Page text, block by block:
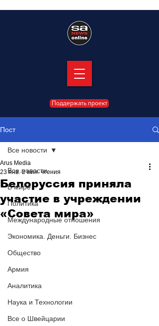
Поддержать проект
Пост
Все новости
В мире
Политика
Международные отношения
Экономика. Деньги. Бизнес
Общество
Армия
Аналитика
Наука и Технологии
Все о Швейцарии
Все новости
Белоруссия приняла
участие в учреждении
«Совета мира»
Arus Media
23 янв. 2 мин. чтения